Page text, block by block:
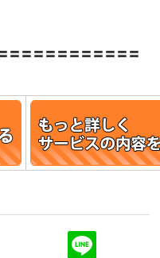
〓〓〓〓〓〓〓〓〓〓〓